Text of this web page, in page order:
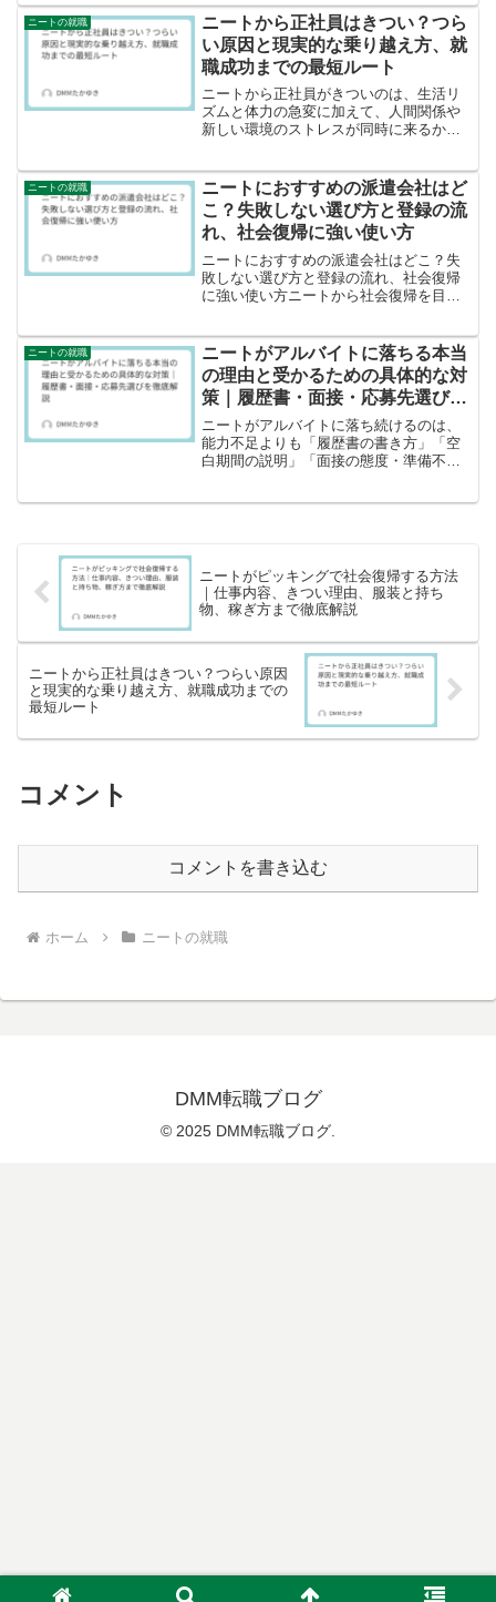
近づいてしまう点です。8-)ニートのバイ
トはやめとけ？言われ...
ニートの就職
ニートから正社員はきつい？つら
い原因と現実的な乗り越え方、就
職成功までの最短ルート
ニートから正社員がきついのは、生活リ
ズムと体力の急変に加えて、人間関係や
新しい環境のストレスが同時に来るから
き方でギャップを埋めれば、ニートでも
正社員化は十分に現実的に...
ニートの就職
ニートにおすすめの派遣会社はど
こ？失敗しない選び方と登録の流
れ、社会復帰に強い使い方
ニートにおすすめの派遣会社はどこ？失
敗しない選び方と登録の流れ、社会復帰
に強い使い方ニートから社会復帰を目指
部肩代わりしてもらえたり、仕事紹介が
早かったり、研修やスキル...
ニートの就職
ニートがアルバイトに落ちる本当
の理由と受かるための具体的な対
策｜履歴書・面接・応募先選びを
徹底解説
ニートがアルバイトに落ち続けるのは、
能力不足よりも「履歴書の書き方」「空
白期間の説明」「面接の態度・準備不
ニートがピッキングで社会復帰する方法
｜仕事内容、きつい理由、服装と持ち
物、稼ぎ方まで徹底解説
ニートから正社員はきつい？つらい原因
と現実的な乗り越え方、就職成功までの
最短ルート
コメント
コメントを書き込む
ホーム ニートの就職
DMM転職ブログ
© 2025 DMM転職ブログ.